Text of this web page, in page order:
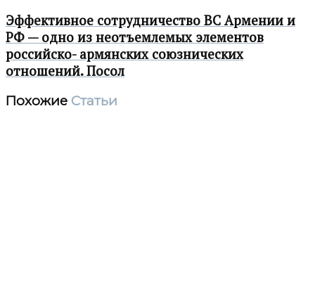
Эффективное сотрудничество ВС Армении и
РФ — одно из неотъемлемых элементов
российско- армянских союзнических
отношений. Посол
Похожие Статьи